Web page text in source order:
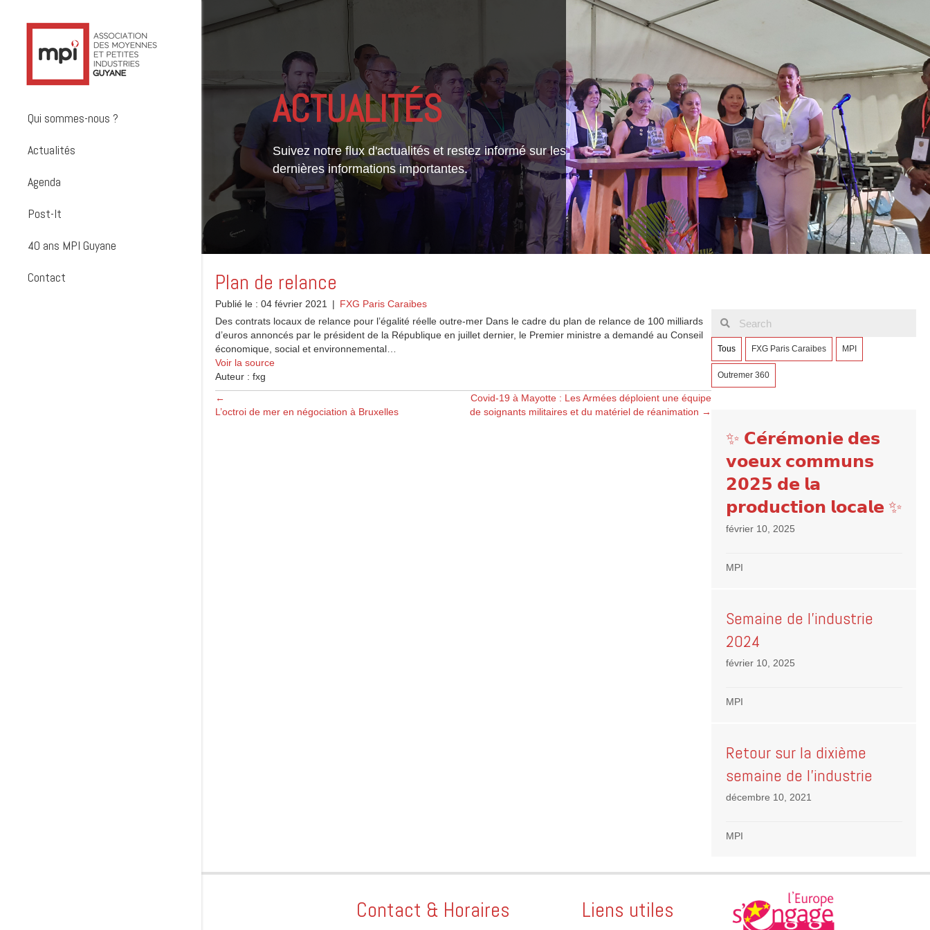
Qui sommes-nous ?
Actualités
Agenda
Post-It
40 ans MPI Guyane
Contact
ACTUALITÉS
Suivez notre flux d'actualités et restez informé sur les
dernières informations importantes.
Plan de relance
Publié le : 04 février 2021 | FXG Paris Caraibes
Des contrats locaux de relance pour l’égalité réelle outre-mer Dans le cadre du plan de relance de 100 milliards
d’euros annoncés par le président de la République en juillet dernier, le Premier ministre a demandé au Conseil
économique, social et environnemental…
Voir la source
Auteur : fxg
Posts
←
L’octroi de mer en négociation à Bruxelles
Covid-19 à Mayotte : Les Armées déploient une équipe
de soignants militaires et du matériel de réanimation →
Tous FXG Paris Caraibes MPI
Outremer 360
✨ 𝗖𝗲́𝗿𝗲́𝗺𝗼𝗻𝗶𝗲 𝗱𝗲𝘀
𝘃𝗼𝗲𝘂𝘅 𝗰𝗼𝗺𝗺𝘂𝗻𝘀
𝟮𝟬𝟮𝟱 𝗱𝗲 𝗹𝗮
𝗽𝗿𝗼𝗱𝘂𝗰𝘁𝗶𝗼𝗻 𝗹𝗼𝗰𝗮𝗹𝗲 ✨
février 10, 2025
MPI
Semaine de l’industrie
2024
février 10, 2025
MPI
Retour sur la dixième
semaine de l’industrie
décembre 10, 2021
MPI
Contact & Horaires Liens utiles